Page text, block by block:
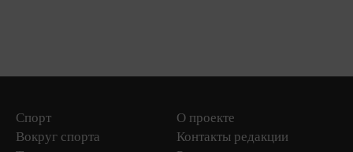
Спорт
Вокруг спорта
О проекте
Контакты редакции